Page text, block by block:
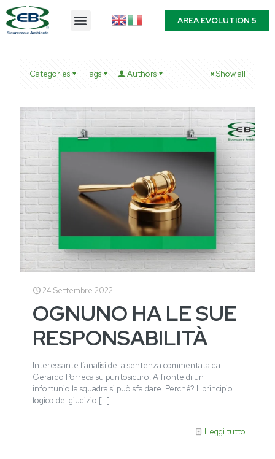
AREA EVOLUTION 5
Categories Tags Authors Show all
24 Settembre 2022
OGNUNO HA LE SUE
RESPONSABILITÀ
Interessante l’analisi della sentenza commentata da
Gerardo Porreca su puntosicuro. A fronte di un
infortunio la squadra si può sfaldare. Perché? Il principio
logico del giudizio […]
Leggi tutto